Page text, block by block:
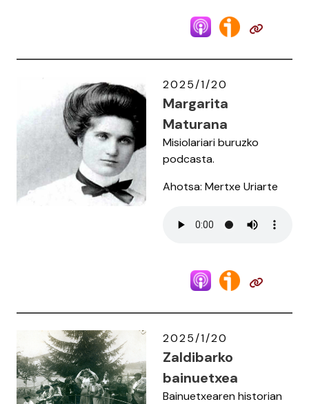
2025/1/20
Margarita
Maturana
Misiolariari buruzko
podcasta.
Ahotsa: Mertxe Uriarte
2025/1/20
Zaldibarko
bainuetxea
Bainuetxearen historian